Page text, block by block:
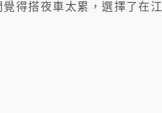
得搭夜車太累，選擇了在江